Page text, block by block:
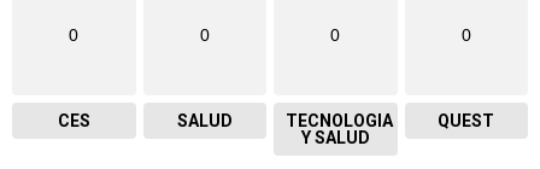
0
CES
0
SALUD
0
TECNOLOGIA
Y SALUD
0
QUEST